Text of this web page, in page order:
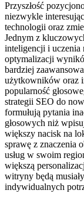
Przyszłość
niezwykle
technologii oraz
Jednym z
inteligencji i uczenia
optymalizacji
bardziej
użytkowników oraz
popularność
strategii SEO do
formułują pytania
głosowych niż
większy nacisk na
sprawę z znaczenia
usług w swoim
większą
witryny będą
indywidualnych